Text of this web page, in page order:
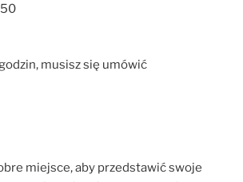
musisz się umówić
miejsce, aby przedstawić swoje